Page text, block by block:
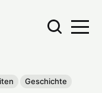
Geschichte